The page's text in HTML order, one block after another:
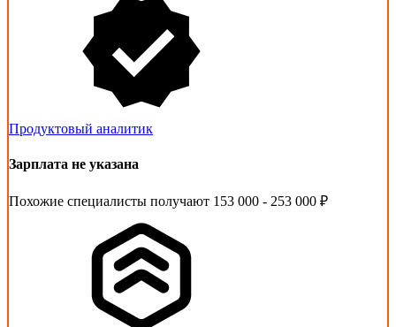
Продуктовый аналитик
Зарплата не указана
Похожие специалисты получают 153 000 - 253 000 ₽